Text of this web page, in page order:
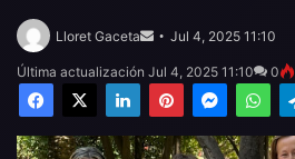
Lloret Gaceta
email
Jul 4, 2025 11:10
Última actualización Jul 4, 2025 11:10 0
Facebook
X LinkedInPinterest